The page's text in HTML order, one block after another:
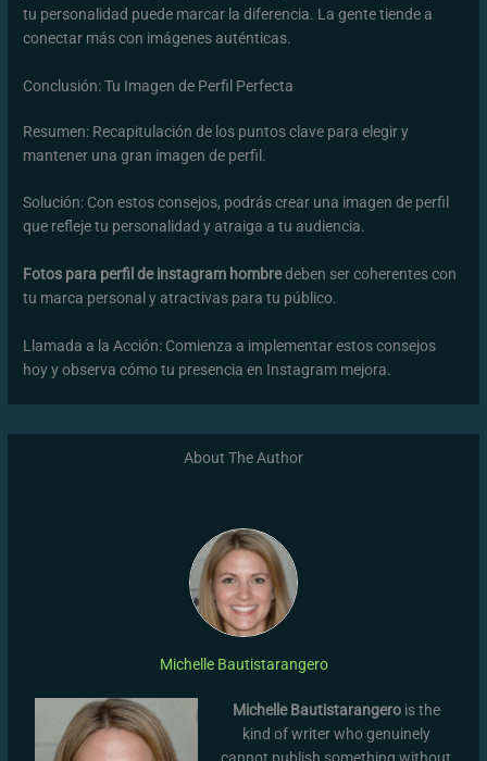
tu personalidad puede marcar la diferencia. La gente tiende a
conectar más con imágenes auténticas.
Conclusión: Tu Imagen de Perfil Perfecta
Resumen: Recapitulación de los puntos clave para elegir y
mantener una gran imagen de perfil.
Solución: Con estos consejos, podrás crear una imagen de perfil
que refleje tu personalidad y atraiga a tu audiencia.
Fotos para perfil de instagram hombredeben ser coherentes con
tu marca personal y atractivas para tu público.
Llamada a la Acción: Comienza a implementar estos consejos
hoy y observa cómo tu presencia en Instagram mejora.
About The Author
Michelle Bautistarangero
Michelle Bautistarangerois the
kind of writer who genuinely